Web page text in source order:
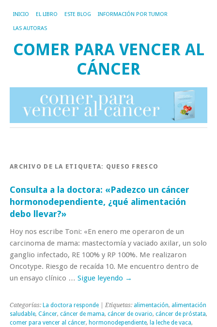
INICIO EL LIBRO ESTE BLOG INFORMACIÓN POR TUMOR
LAS AUTORAS
COMER PARA VENCER AL
CÁNCER
ARCHIVO DE LA ETIQUETA: QUESO FRESCO
Consulta a la doctora: «Padezco un cáncer
hormonodependiente, ¿qué alimentación
debo llevar?»
Hoy nos escribe Toni: «En enero me operaron de un
carcinoma de mama: mastectomía y vaciado axilar, un solo
ganglio infectado, RE 100% y RP 100%. Me realizaron
Oncotype. Riesgo de recaída 10. Me encuentro dentro de
un ensayo clínico … Sigue leyendo →
Categorías: La doctora responde | Etiquetas: alimentación, alimentación
saludable, Cáncer, cáncer de mama, cáncer de ovario, cáncer de próstata,
comer para vencer al cáncer, hormonodependiente, la leche de vaca,